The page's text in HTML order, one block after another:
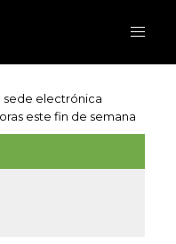
sede electrónica
este fin de semana